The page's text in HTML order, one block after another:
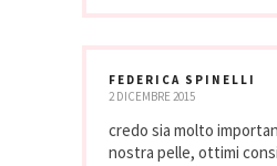
FEDERICA SPINELLI
2 DICEMBRE 2015
credo sia molto
nostra pelle, ottimi